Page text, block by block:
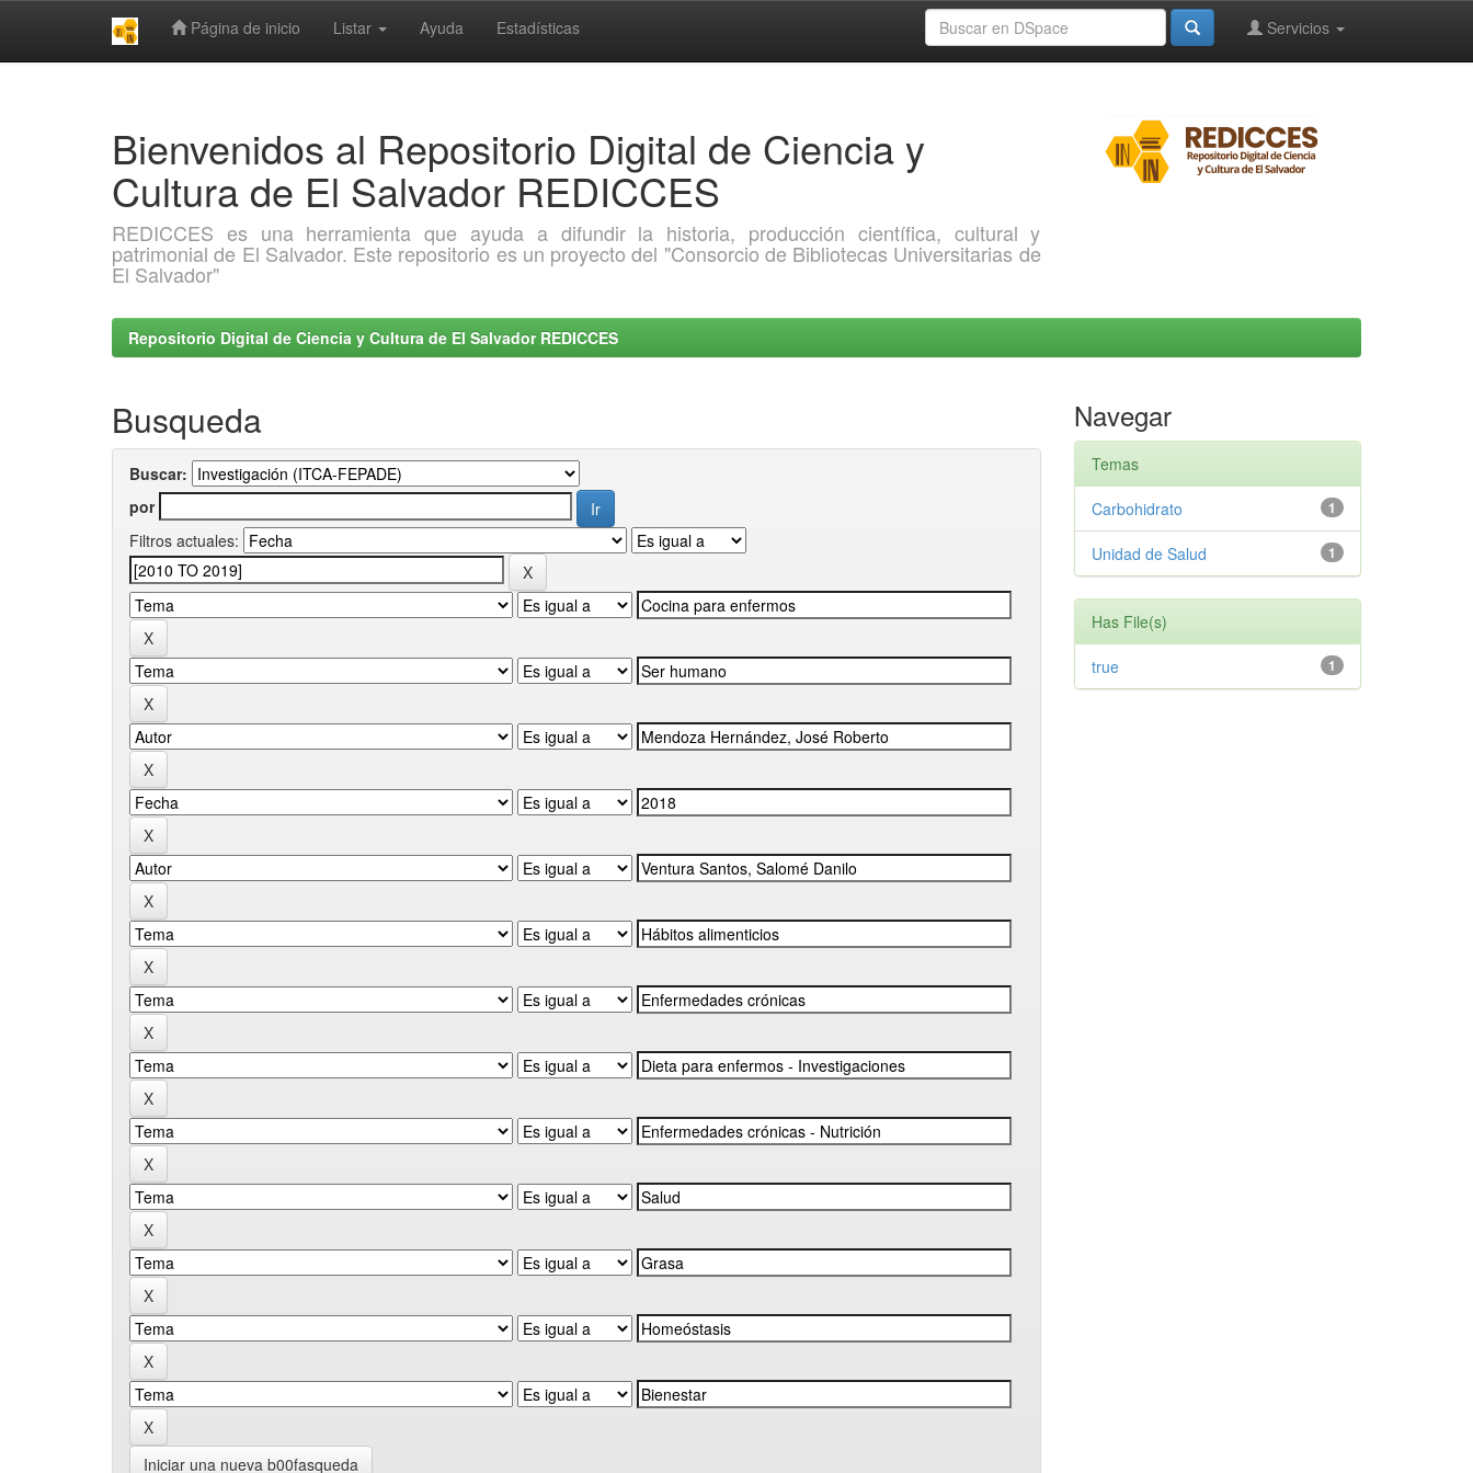
Página de inicio Listar Ayuda Estadísticas Servicios
Bienvenidos al Repositorio Digital de Ciencia y
Cultura de El Salvador REDICCES
REDICCES es una herramienta que ayuda a difundir la historia, producción científica, cultural y
patrimonial de El Salvador. Este repositorio es un proyecto del "Consorcio de Bibliotecas Universitarias de
El Salvador"
Repositorio Digital de Ciencia y Cultura de El Salvador REDICCES
Busqueda
Buscar:
por
Filtros actuales:
Iniciar una nueva b00fasqueda
Navegar
Temas
1
Carbohidrato
1
Unidad de Salud
Has File(s)
1
true